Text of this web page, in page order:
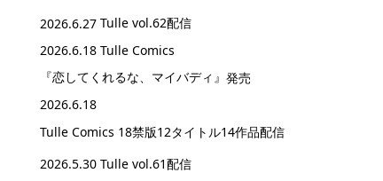
2026.6.27 Tulle vol.62配信
2026.6.18 Tulle Comics
『恋してくれるな、マイバディ』 発売
2026.6.18
Tulle Comics 18禁版12タイトル14作品配信
2026.5.30 Tulle vol.61配信